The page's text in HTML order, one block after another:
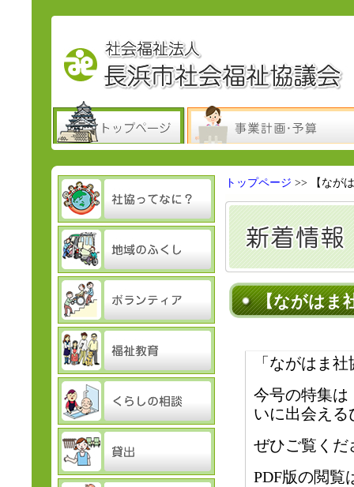
トップページ >> 【なが
【ながはま
「ながはま
今号の特集は
いに出会える
ぜひご覧くだ
PDF版の閲覧